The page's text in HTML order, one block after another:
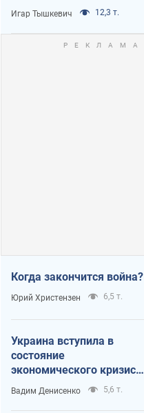
Игар Тышкевич 12,3 т.
Когда закончится война?
Юрий Христензен 6,5 т.
Украина вступила в
состояние
экономического кризиса.
Есть ли свет в конце
туннеля?
Вадим Денисенко 5,6 т.